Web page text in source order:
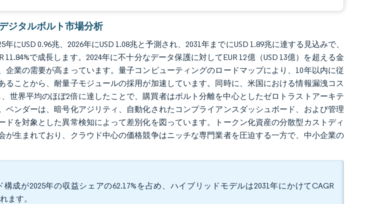
ジタルボルト市場分析
にUSD 0.96兆、2026年にUSD 1.08兆と予測され、2031年までにUSD 1.89兆に達する見込みで、
11.84%で成長します。2024年に不十分なデータ保護に対してEUR 12億（USD 13億）を超える金
企業の需要が高まっています。量子コンピューティングのロードマップにより、10年以内に従
ることから、耐量子モジュールの採用が加速しています。同時に、米国における情報漏洩コス
、世界平均のほぼ2倍に達したことで、購買者はボルト分離を中心としたゼロトラストアーキテ
ベンダーは、暗号化アジリティ、自動化されたコンプライアンスダッシュボード、および管理
ドを対象とした異常検知によって差別化を図っています。トークン化資産の分散型カストディ
が生まれており、クラウド中心の価格競争はニッチな専門業者を圧迫する一方で、中小企業の
成が2025年の収益シェアの62.17%を占め、ハイブリッドモデルは2031年にかけてCAGR
ます。